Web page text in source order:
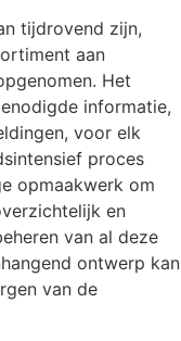
tijdrovend zijn,
aan
Het
informatie,
voor elk
proces
opmaakwerk om
en
van al deze
ontwerp kan
van de